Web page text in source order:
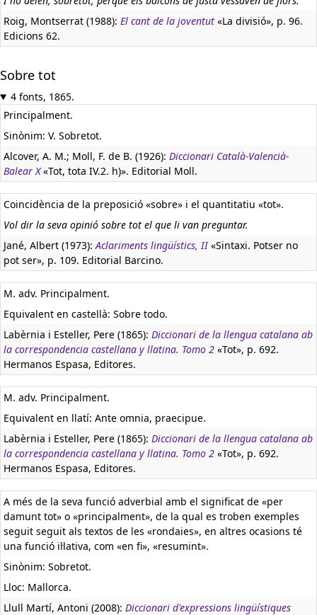
Roig, Montserrat (1988): El cant de la joventut «La divisió», p. 96.
Edicions 62.
Sobre tot
4 fonts, 1865.
Principalment.
Sinònim: V. Sobretot.
Alcover, A. M.; Moll, F. de B. (1926): Diccionari Català-Valencià-
Balear X«Tot, tota IV.2. h)». Editorial Moll.
Coincidència de la preposició «sobre» i el quantitatiu «tot».
Vol dir la seva opinió sobre tot el que li van preguntar.
Jané, Albert (1973):Aclariments lingüístics, II«Sintaxi. Potser no
pot ser», p. 109. Editorial Barcino.
M. adv. Principalment.
Equivalent en castellà: Sobre todo.
Labèrnia i Esteller, Pere (1865): Diccionari de la llengua catalana ab
la correspondencia castellana y llatina. Tomo 2 «Tot», p. 692.
Hermanos Espasa, Editores.
M. adv. Principalment.
Equivalent en llatí: Ante omnia, praecipue.
Labèrnia i Esteller, Pere (1865): Diccionari de la llengua catalana ab
la correspondencia castellana y llatina. Tomo 2 «Tot», p. 692.
Hermanos Espasa, Editores.
A més de la seva funció adverbial amb el significat de «per
damunt tot» o «principalment», de la qual es troben exemples
seguit seguit als textos de les «rondaies», en altres ocasions té
una funció il·lativa, com «en fi», «resumint».
Sinònim: Sobretot.
Lloc: Mallorca.
Llull Martí, Antoni (2008): Diccionari d'expressions lingüístiques